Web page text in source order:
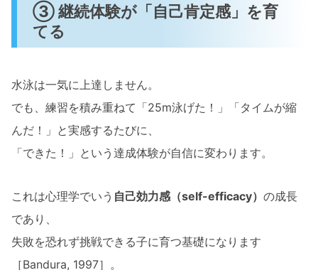
③ 継続体験が「自己肯定感」を育
てる
水泳は一気に上達しません。
でも、練習を積み重ねて「25m泳げた！」「タイムが縮
んだ！」と実感するたびに、
「できた！」という達成体験が自信に変わります。
これは心理学でいう 自己効力感（self-efficacy） の成長
であり、
失敗を恐れず挑戦できる子に育つ基礎になります
［Bandura, 1997］。